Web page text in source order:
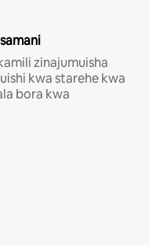
zinajumuisha
kwa starehe kwa
bora kwa